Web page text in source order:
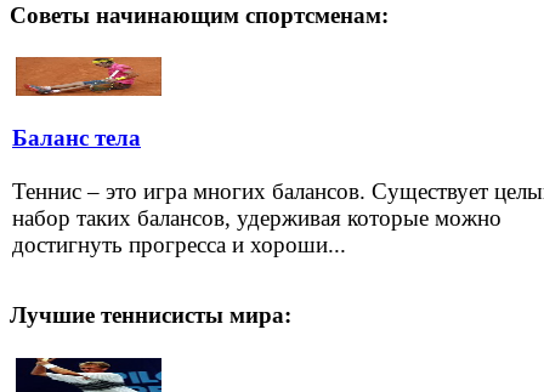
Советы начинающим спортсменам:
Баланс тела
Теннис – это игра многих балансов. Существует
набор таких балансов, удерживая которые можно
достигнуть прогресса и хороши...
Лучшие теннисисты мира: